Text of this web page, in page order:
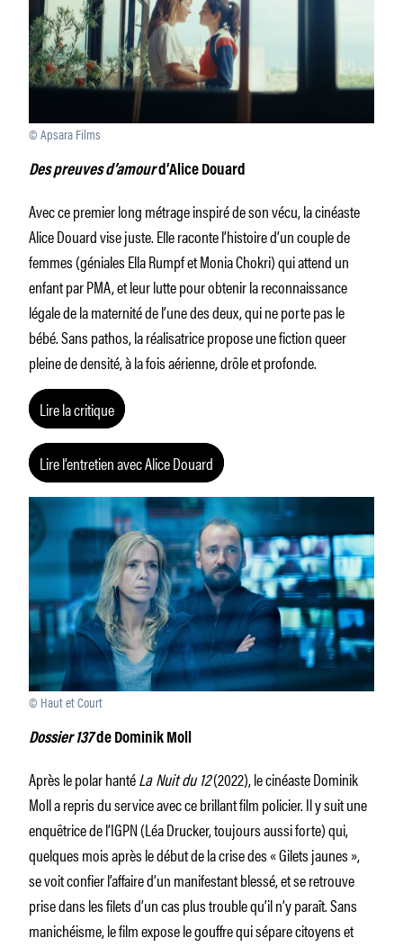
© Apsara Films
Des preuves d’amourd’Alice Douard
Avec ce premier long métrage inspiré de son vécu, la cinéaste
Alice Douard vise juste. Elle raconte l’histoire d’un couple de
femmes (géniales Ella Rumpf et Monia Chokri) qui attend un
enfant par PMA, et leur lutte pour obtenir la reconnaissance
légale de la maternité de l’une des deux, qui ne porte pas le
bébé. Sans pathos, la réalisatrice propose une fiction queer
pleine de densité, à la fois aérienne, drôle et profonde.
Lire la critique
Lire l’entretien avec Alice Douard
© Haut et Court
Dossier 137de Dominik Moll
Après le polar hantéLa Nuit du 12(2022), le cinéaste Dominik
Moll a repris du service avec ce brillant film policier. Il y suit une
enquêtrice de l’IGPN (Léa Drucker, toujours aussi forte) qui,
quelques mois après le début de la crise des « Gilets jaunes »,
se voit confier l’affaire d’un manifestant blessé, et se retrouve
prise dans les filets d’un cas plus trouble qu’il n’y paraît. Sans
manichéisme, le film expose le gouffre qui sépare citoyens et